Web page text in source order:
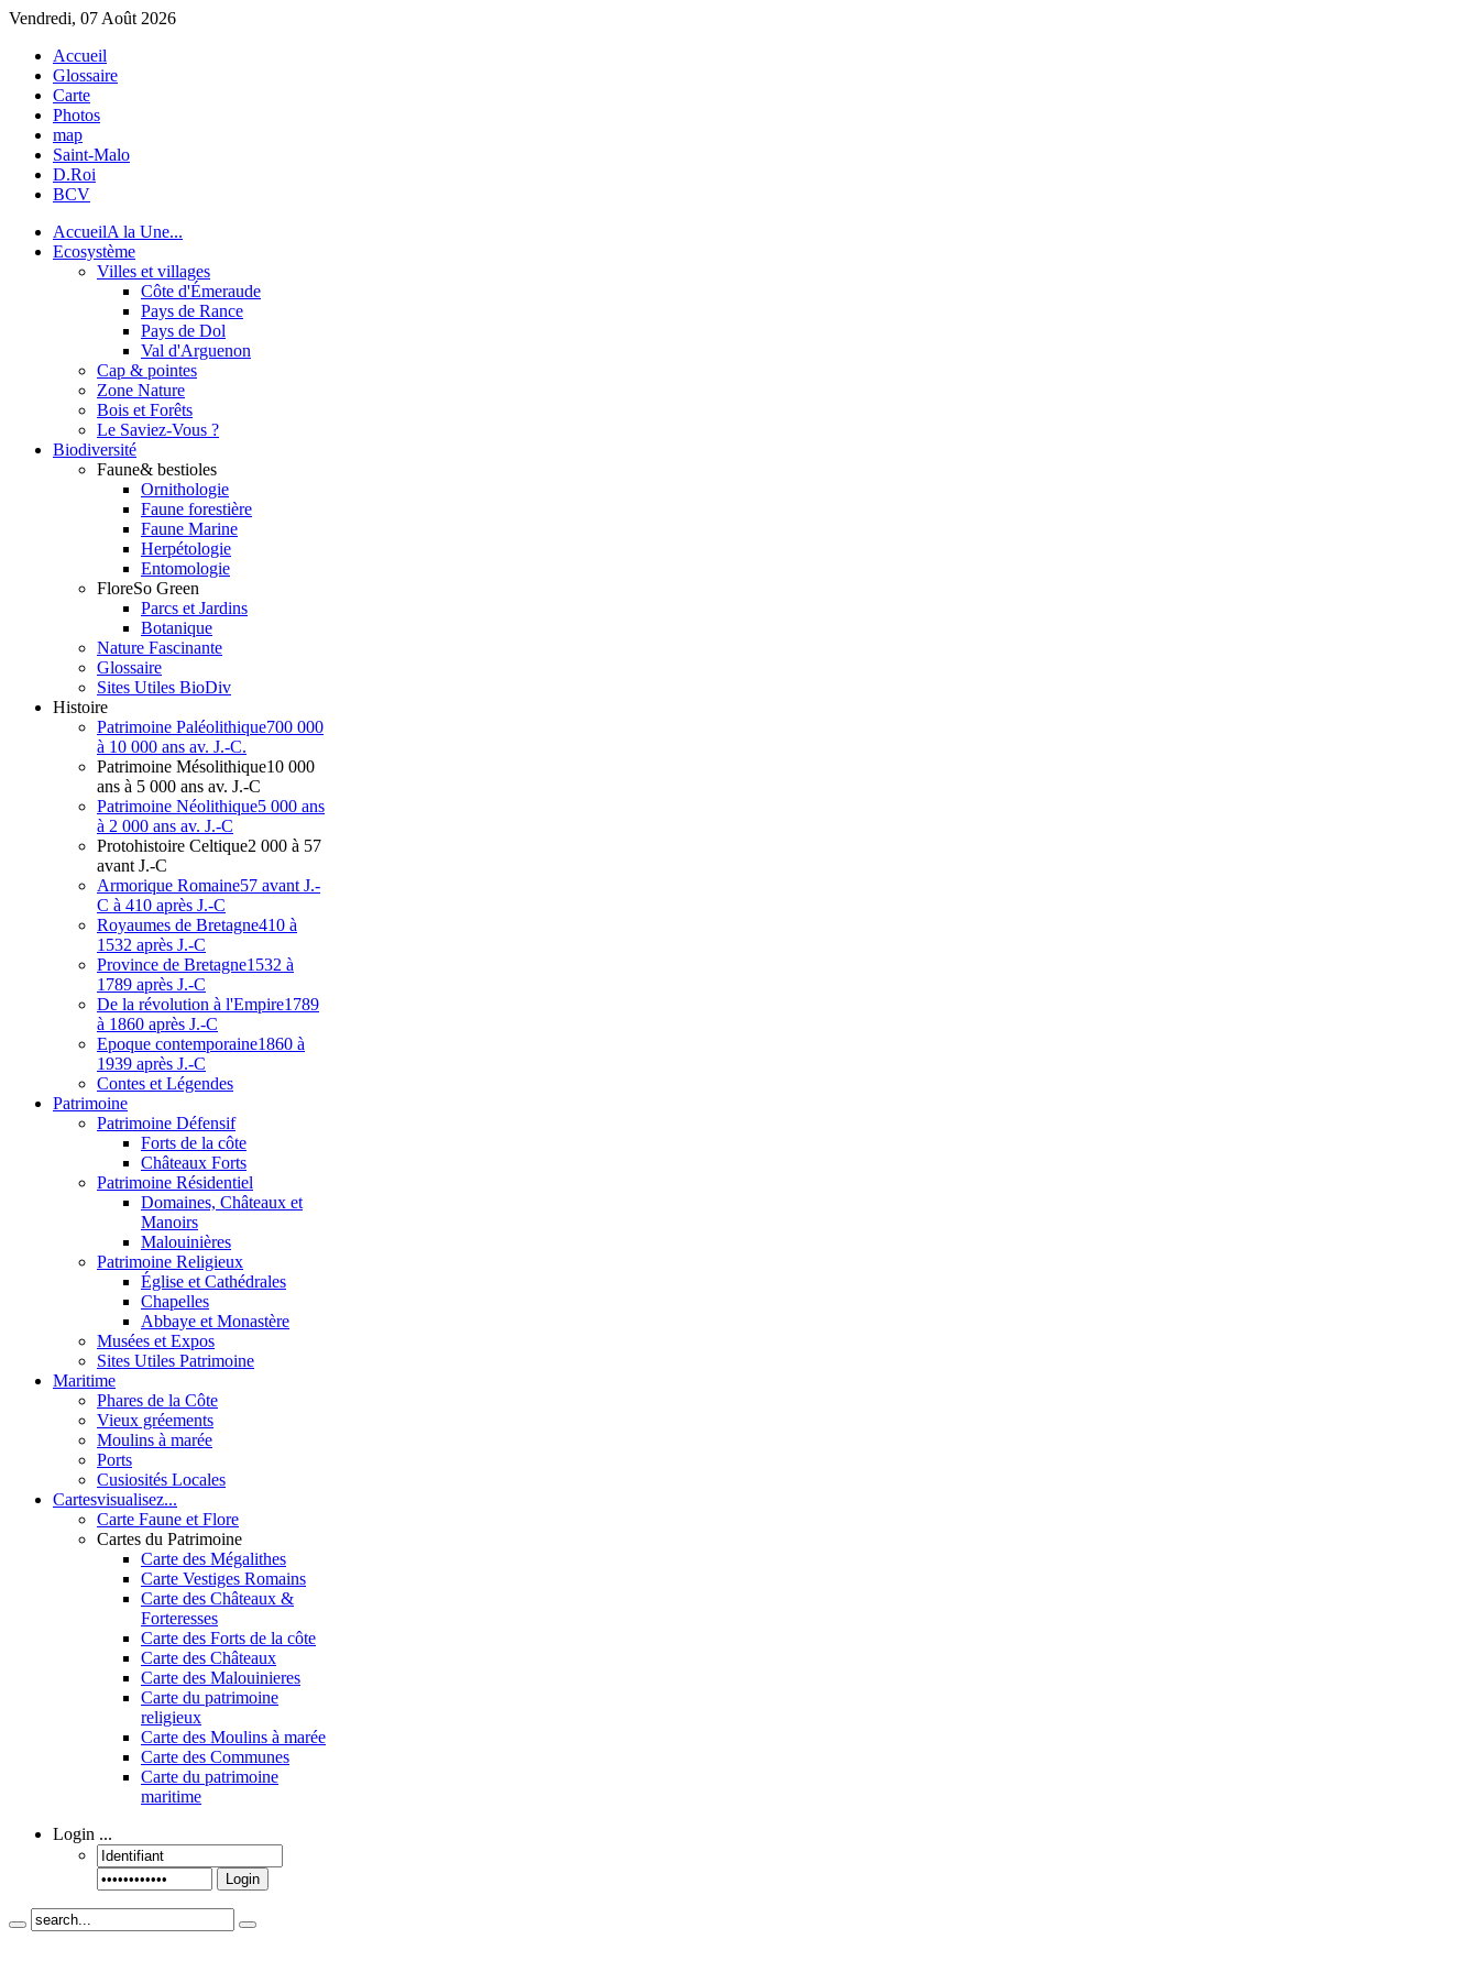
Vendredi, 07 Août 2026
Accueil
Glossaire
Carte
Photos
map
Saint-Malo
D.Roi
BCV
AccueilA la Une...
Ecosystème
Villes et villages
Côte d'Émeraude
Pays de Rance
Pays de Dol
Val d'Arguenon
Cap & pointes
Zone Nature
Bois et Forêts
Le Saviez-Vous ?
Biodiversité
Faune& bestioles
Ornithologie
Faune forestière
Faune Marine
Herpétologie
Entomologie
FloreSo Green
Parcs et Jardins
Botanique
Nature Fascinante
Glossaire
Sites Utiles BioDiv
Histoire
Patrimoine Paléolithique700 000
à 10 000 ans av. J.-C.
Patrimoine Mésolithique10 000
ans à 5 000 ans av. J.-C
Patrimoine Néolithique5 000 ans
à 2 000 ans av. J.-C
Protohistoire Celtique2 000 à 57
avant J.-C
Armorique Romaine57 avant J.-
C à 410 après J.-C
Royaumes de Bretagne410 à
1532 après J.-C
Province de Bretagne1532 à
1789 après J.-C
De la révolution à l'Empire1789
à 1860 après J.-C
Epoque contemporaine1860 à
1939 après J.-C
Contes et Légendes
Patrimoine
Patrimoine Défensif
Forts de la côte
Châteaux Forts
Patrimoine Résidentiel
Domaines, Châteaux et
Manoirs
Malouinières
Patrimoine Religieux
Église et Cathédrales
Chapelles
Abbaye et Monastère
Musées et Expos
Sites Utiles Patrimoine
Maritime
Phares de la Côte
Vieux gréements
Moulins à marée
Ports
Cusiosités Locales
Cartesvisualisez...
Carte Faune et Flore
Cartes du Patrimoine
Carte des Mégalithes
Carte Vestiges Romains
Carte des Châteaux &
Forteresses
Carte des Forts de la côte
Carte des Châteaux
Carte des Malouinieres
Carte du patrimoine
religieux
Carte des Moulins à marée
Carte des Communes
Carte du patrimoine
maritime
Login ...
Login